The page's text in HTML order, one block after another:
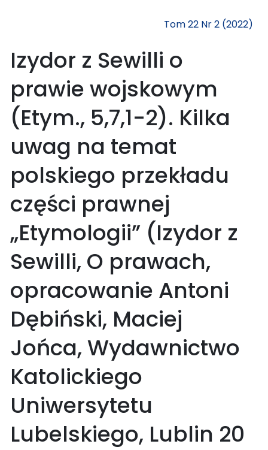
Tom 22 Nr 2 (2022)
Izydor z Sewilli o
prawie wojskowym
(Etym., 5,7,1-2). Kilka
uwag na temat
polskiego przekładu
części prawnej
„Etymologii” (Izydor z
Sewilli, O prawach,
opracowanie Antoni
Dębiński, Maciej
Jońca, Wydawnictwo
Katolickiego
Uniwersytetu
Lubelskiego, Lublin 20